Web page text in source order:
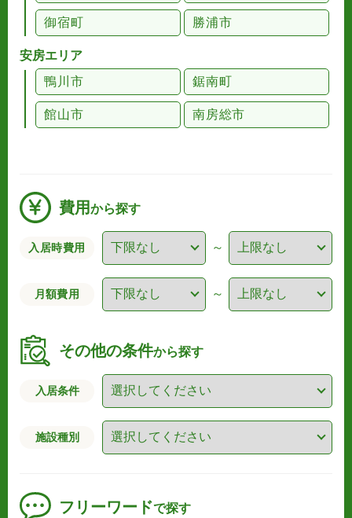
御宿町 勝浦市
安房エリア
鴨川市
鋸南町
館山市 南房総市
費用から探す
入居時費用 ～
月額費用 ～
その他の条件から探す
入居条件
施設種別
フリーワードで探す